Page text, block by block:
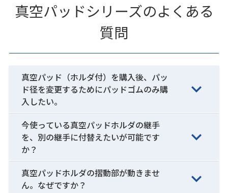
真空パッドシリーズのよくある
質問
真空パッド（ホルダ付）を購入後、パッ
ド径を変更するためにパッドゴムのみ購
入したい。
今使っている真空パッドホルダの継手
を、別の継手に付替えたいが可能です
か？
真空パッドホルダの摺動部が動きませ
ん。なぜですか？